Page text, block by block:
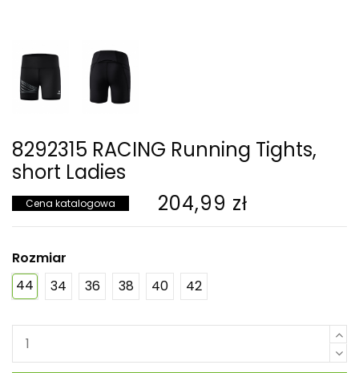
8292315 RACING Running Tights,
short Ladies
Cena katalogowa 204,99 zł
Rozmiar
44
34 36 38 40 42